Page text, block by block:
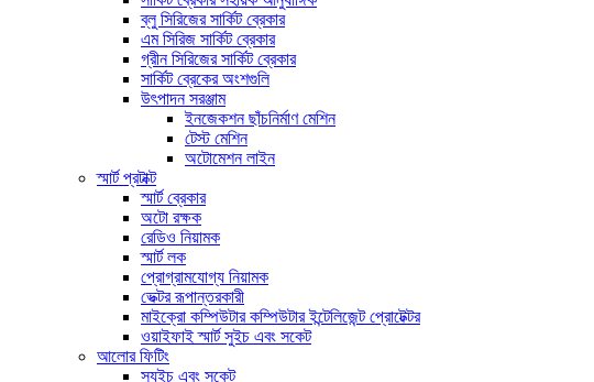
ব্লু সিরিজের সার্কিট ব্রেকার
এম সিরিজ সার্কিট ব্রেকার
গ্রীন সিরিজের সার্কিট ব্রেকার
সার্কিট ব্রেকের অংশগুলি
উৎপাদন সরঞ্জাম
ইনজেকশন ছাঁচনির্মাণ মেশিন
টেস্ট মেশিন
অটোমেশন লাইন
স্মার্ট প্রটাক্ট
স্মার্ট ব্রেকার
অটো রক্ষক
রেডিও নিয়ামক
স্মার্ট লক
প্রোগ্রামযোগ্য নিয়ামক
ভেক্টর রূপান্তরকারী
মাইক্রো কম্পিউটার কম্পিউটার ইন্টেলিজেন্ট প্রোটেক্টর
ওয়াইফাই স্মার্ট সুইচ এবং সকেট
আলোর ফিটিং
স্যুইচ এবং সকেট